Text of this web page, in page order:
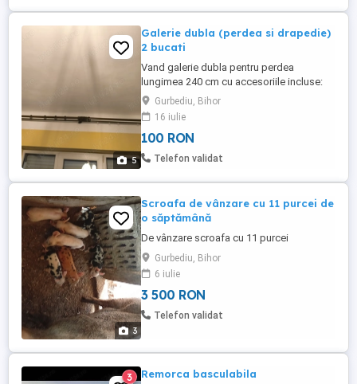
5
Galerie dubla (perdea si drapedie)
2 bucati
Vand galerie dubla pentru perdea
lungimea 240 cm cu accesoriile incluse:
capete, suporti si prinderi de perete si o
galerie dubla cu lungimea de 170
cm+perdelele aferente de culoarea
crem.Pret 100 bucata fiecare galerie si tot
100 lei buc perdea.
Gurbediu, Bihor
16 iulie
100 RON
Telefon validat
3
Scroafa de vânzare cu 11 purcei de
o săptămână
De vânzare scroafa cu 11 purcei
Gurbediu, Bihor
6 iulie
3 500 RON
Telefon validat
3 Remorca basculabila